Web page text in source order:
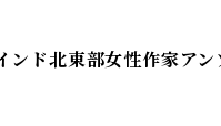
ド北東部女性作家アン